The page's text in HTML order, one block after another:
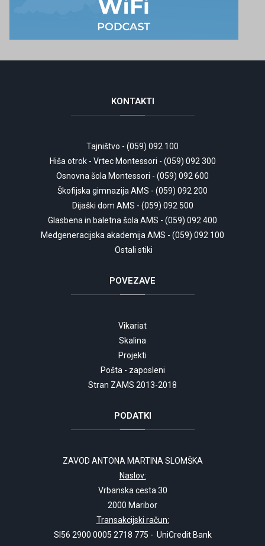
KONTAKTI
Tajništvo - (059) 092 100
Hiša otrok - Vrtec Montessori - (059) 092 300
Osnovna šola Montessori - (059) 092 600
Škofijska gimnazija AMS - (059) 092 200
Dijaški dom AMS - (059) 092 500
Glasbena in baletna šola AMS - (059) 092 400
Medgeneracijska akademija AMS - (059) 092 100
Ostali stiki
POVEZAVE
Vikariat
Skalina
Projekti
Pošta - zaposleni
Stran ZAMS 2013-2018
PODATKI
ZAVOD ANTONA MARTINA SLOMŠKA
Naslov:
Vrbanska cesta 30
2000 Maribor
Transakcijski račun:
SI56 2900 0005 2718 775 - UniCredit Bank